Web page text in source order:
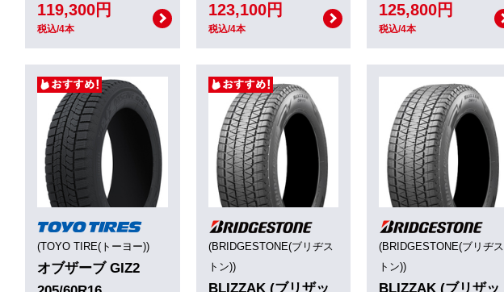
119,300円
税込/4本
123,100円
税込/4本
125,800円
税込/4本
(TOYO TIRE(トーヨー))
オブザーブ GIZ2
(BRIDGESTONE(ブリヂス
トン))
BLIZZAK (ブリザッ
(BRIDGESTONE(ブリヂス
トン))
BLIZZAK (ブリザッ